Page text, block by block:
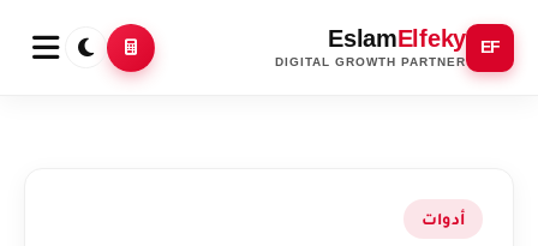
EF
EslamElfeky
DIGITAL GROWTH PARTNER
أدوات